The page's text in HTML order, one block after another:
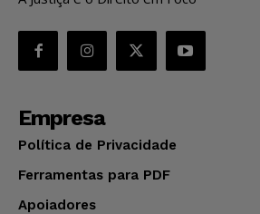
Empresa
Política de Privacidade
Ferramentas para PDF
Apoiadores